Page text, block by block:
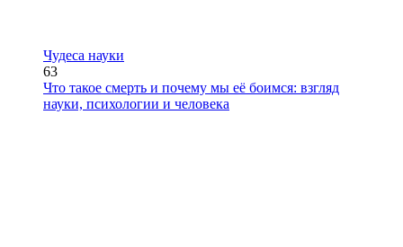
Чудеса науки
63
Что такое смерть и почему мы её боимся: взгляд
науки, психологии и человека